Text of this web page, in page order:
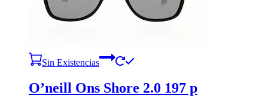
Sin Existencias
O’neill Ons Shore 2.0 197 p